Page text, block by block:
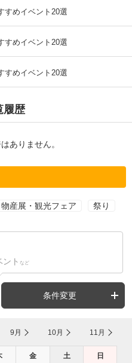
すめイベント20選
すめイベント20選
すめイベント20選
履歴
ありません。
物産展・観光フェア 祭り
ト など
条件変更
9月 10月 11月
金 土 日